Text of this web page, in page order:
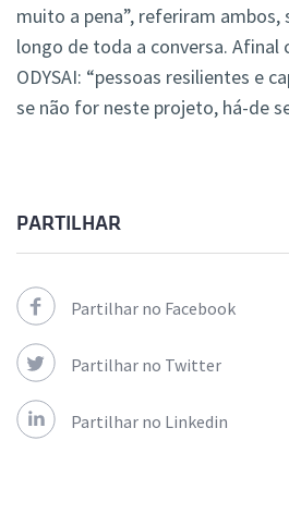
muito a pena”, referiram ambos,
longo de toda a conversa. Afinal
ODYSAI: “pessoas resilientes e
se não for neste projeto, há-de
PARTILHAR
Partilhar no Facebook
Partilhar no Twitter
Partilhar no Linkedin